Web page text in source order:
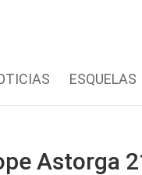
ESQUELAS
Astorga